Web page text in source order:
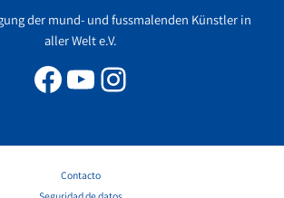
der mund- und fussmalenden Künstler in
aller Welt e.V.
Contacto